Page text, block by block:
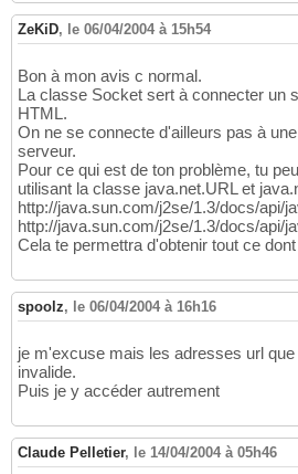
14
15
16
18
19
20
21
22
23
24
25
26
28
29
30
32
33
34
35
36
37
            getPage
}
catch
{
}
catch (
{
}
/**
* Display the reply
*/
public static
{
try
{
ZeKiD, le 06/04/2004 à 15h54
Bon à mon avis c normal.
La classe Socket sert à connecter un
HTML.
On ne se connecte d'ailleurs pas à
serveur.
Pour ce qui est de ton problème, tu
utilisant la classe java.net.URL et
http://java.sun.com/j2se/1.3/docs/api/
http://java.sun.com/j2se/1.3/docs/api/
Cela te permettra d'obtenir tout ce
spoolz, le 06/04/2004 à 16h16
je m'excuse mais les adresses url
invalide.
Puis je y accéder autrement
Claude Pelletier, le 14/04/2004 à 05h46